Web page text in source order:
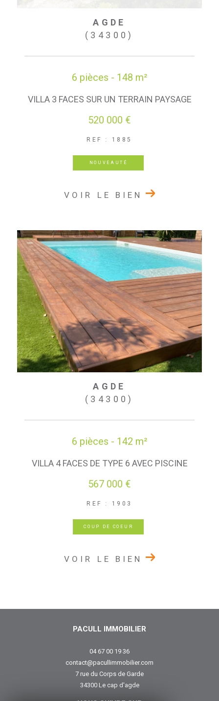
AGDE
(34300)
6 pièces - 148 m²
VILLA 3 FACES SUR UN TERRAIN PAYSAGE
520 000 €
REF : 1885
NOUVEAUTÉ
VOIR LE BIEN
AGDE
(34300)
6 pièces - 142 m²
VILLA 4 FACES DE TYPE 6 AVEC PISCINE
567 000 €
REF : 1903
COUP DE COEUR
VOIR LE BIEN
PACULL IMMOBILIER
04 67 00 19 36
contact@pacullimmobilier.com
7 rue du Corps de Garde
34300
le cap d'agde